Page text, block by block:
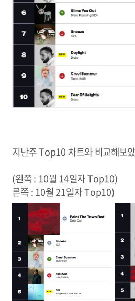
지난주 Top10 차트와 비교해보
(왼쪽 : 10월 14일
른쪽 : 10월 21일자 Top10)